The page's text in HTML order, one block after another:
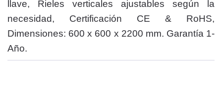
llave, Rieles verticales ajustables según la
necesidad, Certificación CE & RoHS,
Dimensiones: 600 x 600 x 2200 mm. Garantía 1-
Año.